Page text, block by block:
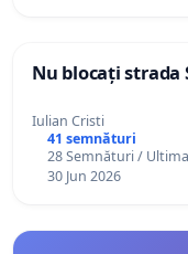
Nu blocați strada
Iulian Cristi
41 semnături
28 Semnături /
30 Jun 2026